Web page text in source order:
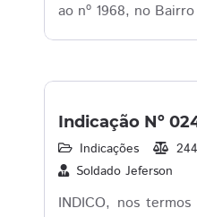
ao nº 1968, no
Indicação Nº
Indicações
Soldado Jeferson
INDICO, nos